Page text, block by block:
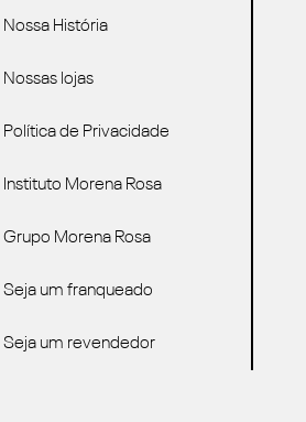
Nossa História
Nossas lojas
Política de Privacidade
Instituto Morena Rosa
Grupo Morena Rosa
Seja um franqueado
Seja um revendedor